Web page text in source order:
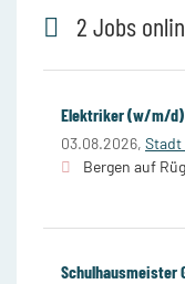
2 Jobs
Elektriker (w/m/d)
03.08.2026, Stadt
Bergen auf
Schulhausmeister